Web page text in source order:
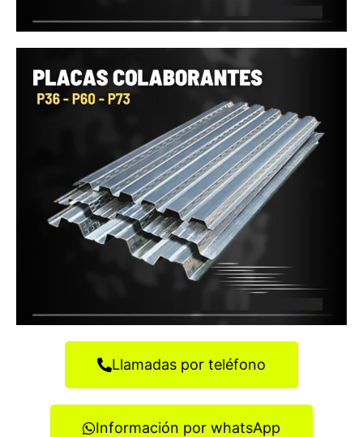
Llamadas por teléfono
Información por whatsApp